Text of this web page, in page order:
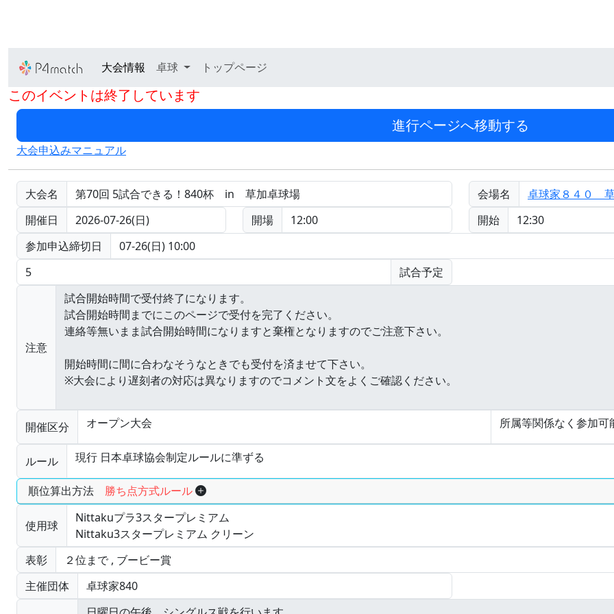
大会情報 卓球 トップページ
このイベントは終了しています
大会申込みマニュアル
大会名 第70回 5試合できる！840杯 in 草加卓球場 会場名
卓球家８４０
開催日
2026-07-26(日) 開場 12:00 開始
12:30
参加申込締切日
07-26(日) 10:00
5
試合予定
注意
開催区分 オープン大会 所属等関係なく参加可
ルール 現行 日本卓球協会制定ルールに準ずる
順位算出方法 勝ち点方式ルール
使用球
Nittakuプラ3スタープレミアム
Nittaku3スタープレミアム クリーン
表彰
２位まで , ブービー賞
主催団体
卓球家840